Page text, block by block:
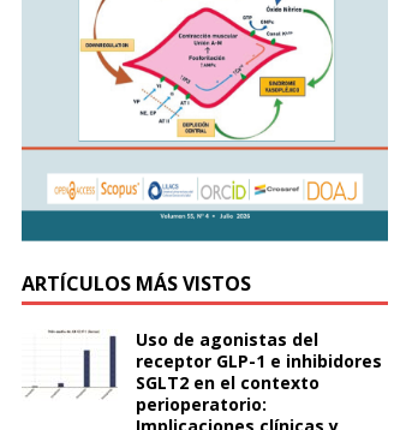
ARTÍCULOS MÁS VISTOS
Uso de agonistas del
receptor GLP-1 e inhibidores
SGLT2 en el contexto
perioperatorio: